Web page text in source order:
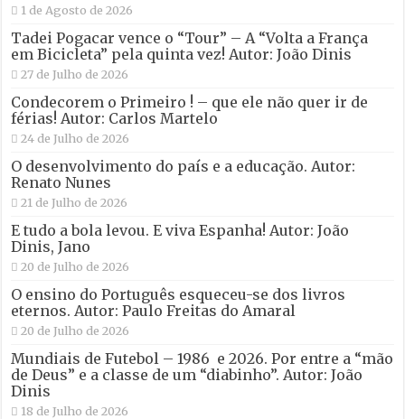
1 de Agosto de 2026
Tadei Pogacar vence o “Tour” – A “Volta a França
em Bicicleta” pela quinta vez! Autor: João Dinis
27 de Julho de 2026
Condecorem o Primeiro ! – que ele não quer ir de
férias! Autor: Carlos Martelo
24 de Julho de 2026
O desenvolvimento do país e a educação. Autor:
Renato Nunes
21 de Julho de 2026
E tudo a bola levou. E viva Espanha! Autor: João
Dinis, Jano
20 de Julho de 2026
O ensino do Português esqueceu-se dos livros
eternos. Autor: Paulo Freitas do Amaral
20 de Julho de 2026
Mundiais de Futebol – 1986 e 2026. Por entre a “mão
de Deus” e a classe de um “diabinho”. Autor: João
Dinis
18 de Julho de 2026